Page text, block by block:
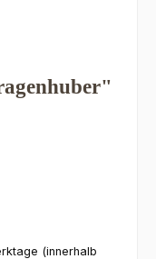
(innerhalb